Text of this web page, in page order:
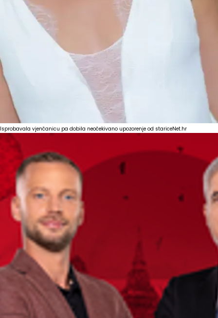
Isprobavala vjenčanicu pa dobila neočekivano upozorenje od stariceNet.hr